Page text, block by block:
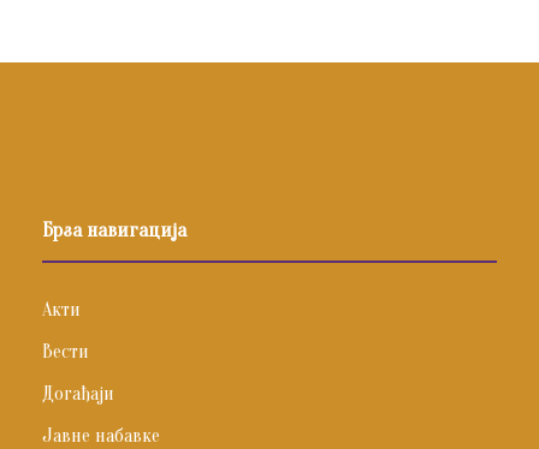
Брза навигација
Акти
Вести
Догађаји
Јавне набавке